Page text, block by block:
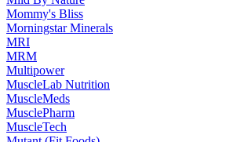
Mommy's Bliss
Morningstar Minerals
MRI
MRM
Multipower
MuscleLab Nutrition
MuscleMeds
MusclePharm
MuscleTech